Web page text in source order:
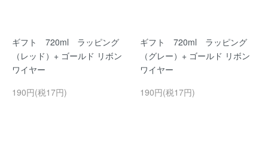
ギフト 720ml ラッピング
（レッド）+ ゴールド リボン
ワイヤー
190円(税17円)
ギフト 720ml ラッピング
（グレー）+ ゴールド リボン
ワイヤー
190円(税17円)